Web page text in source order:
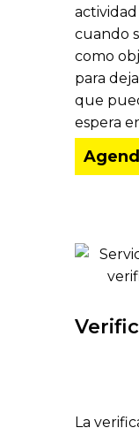
cuando
como
para
que
espera
La